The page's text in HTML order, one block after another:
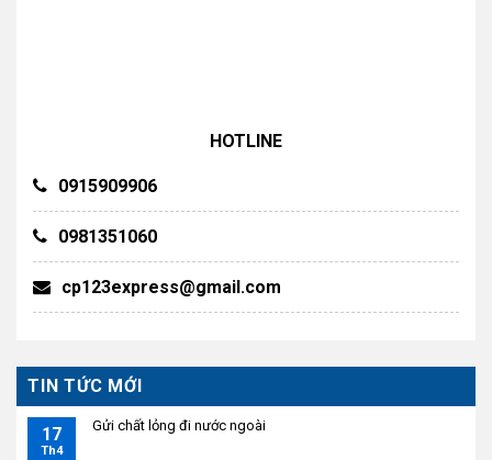
HOTLINE
0915909906
0981351060
cp123express@gmail.com
TIN TỨC MỚI
17
Th4
Gửi chất lỏng đi nước ngoài